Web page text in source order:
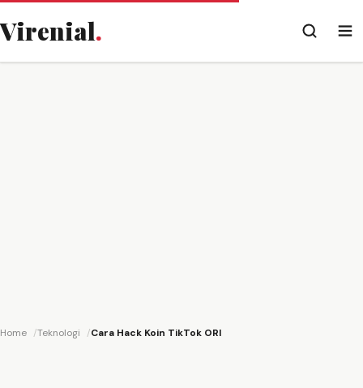
Virenial.
Home Teknologi Cara Hack Koin TikTok ORI